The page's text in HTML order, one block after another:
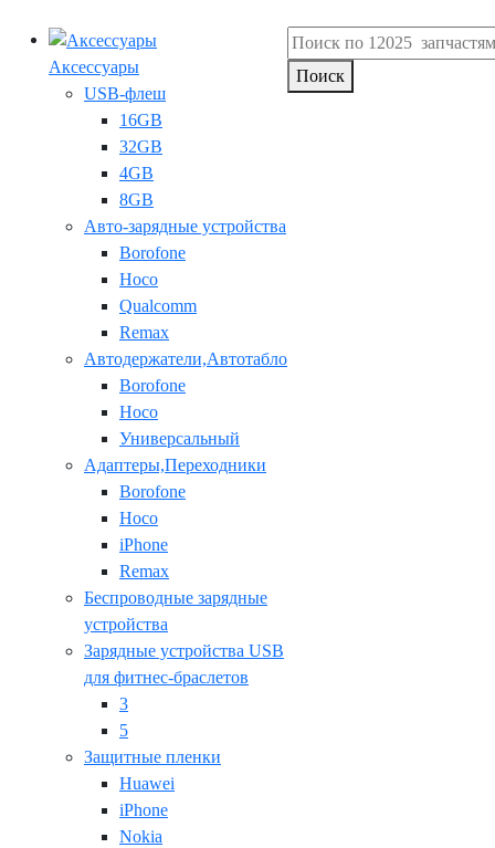
Аксессуары
USB-флеш
16GB
32GB
4GB
8GB
Авто-зарядные устройства
Borofone
Hoco
Qualcomm
Remax
Автодержатели,Автотабло
Borofone
Hoco
Универсальный
Адаптеры,Переходники
Borofone
Hoco
iPhone
Remax
Беспроводные зарядные
устройства
Зарядные устройства USB
для фитнес-браслетов
3
5
Защитные пленки
Huawei
iPhone
Nokia
Поиск